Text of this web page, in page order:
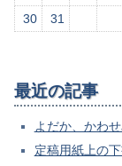
30
31
最近の記事
よだか、かわ
定稿用紙上の